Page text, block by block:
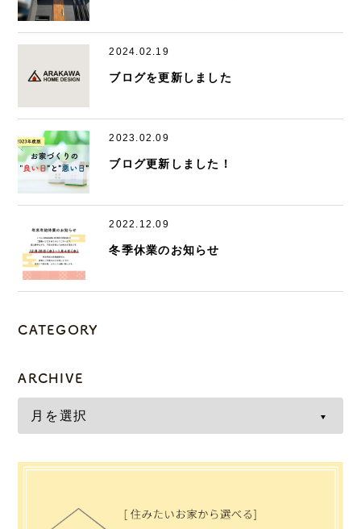
2024.02.19
ブログを更新しました
2023.02.09
ブログ更新しました！
2022.12.09
冬季休業のお知らせ
CATEGORY
ARCHIVE